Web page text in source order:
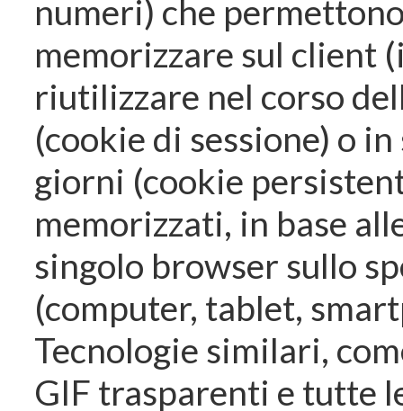
numeri) che
memorizzare sul client
riutilizzare nel corso
(cookie di sessione) o
giorni (cookie
memorizzati, in base
singolo browser sullo
(computer, tablet,
Tecnologie similari,
GIF trasparenti e tutte